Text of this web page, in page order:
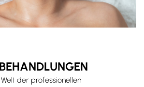
der professionellen